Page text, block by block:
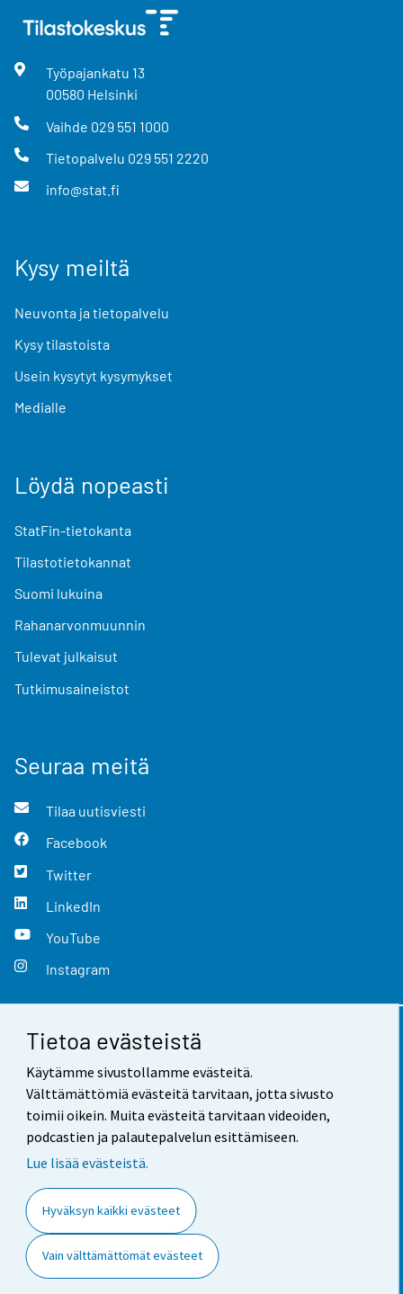
Tietoa evästeistä
Käytämme sivustollamme evästeitä.
Välttämättömiä evästeitä tarvitaan, jotta sivusto
toimii oikein. Muita evästeitä tarvitaan videoiden,
podcastien ja palautepalvelun esittämiseen.
Lue lisää evästeistä.
Hyväksyn kaikki evästeet
Vain välttämättömät evästeet
Työpajankatu 13
00580 Helsinki
Vaihde 029 551 1000
Tietopalvelu 029 551 2220
info@stat.fi
Kysy meiltä
Neuvonta ja tietopalvelu
Kysy tilastoista
Usein kysytyt kysymykset
Medialle
Löydä nopeasti
StatFin-tietokanta
Tilastotietokannat
Suomi lukuina
Rahanarvonmuunnin
Tulevat julkaisut
Tutkimusaineistot
Seuraa meitä
Tilaa uutisviesti
Facebook
Twitter
LinkedIn
YouTube
Instagram
Yhteystiedot
Palaute
Käyttöehdot
Saavutettavuus
Tietoa sivustosta
Evästeasetukset